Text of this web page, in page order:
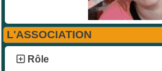
L'ASSOCIATION
Rôle